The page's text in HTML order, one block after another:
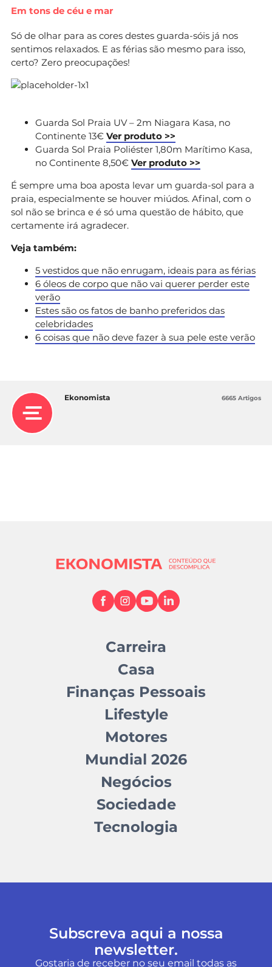
Em tons de céu e mar
Só de olhar para as cores destes guarda-sóis já nos
sentimos relaxados. E as férias são mesmo para isso,
certo? Zero preocupações!
Guarda Sol Praia UV – 2m Niagara Kasa, no
Continente 13€ Ver produto >>
Guarda Sol Praia Poliéster 1,80m Marítimo Kasa,
no Continente 8,50€ Ver produto >>
É sempre uma boa aposta levar um guarda-sol para a
praia, especialmente se houver miúdos. Afinal, com o
sol não se brinca e é só uma questão de hábito, que
certamente irá agradecer.
Veja também:
5 vestidos que não enrugam, ideais para as férias
6 óleos de corpo que não vai querer perder este
verão
Estes são os fatos de banho preferidos das
celebridades
6 coisas que não deve fazer à sua pele este verão
Ekonomista 6665 Artigos
Carreira
Casa
Finanças Pessoais
Lifestyle
Motores
Mundial 2026
Negócios
Sociedade
Tecnologia
Subscreva aqui a nossa
newsletter.
Gostaria de receber no seu email todas as